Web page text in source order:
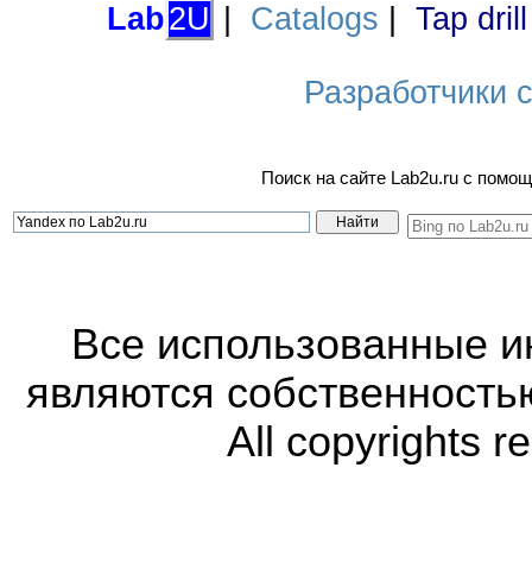
Lab2U Catalogs Tap
Разработчики
Поиск на сайте Lab2u.ru с
Все использованные
являются
All copyrights